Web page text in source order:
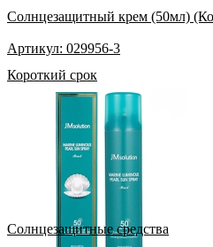
Солнцезащитный крем (50мл)
Артикул: 029956-3
Короткий срок
Солнцезащитные средства